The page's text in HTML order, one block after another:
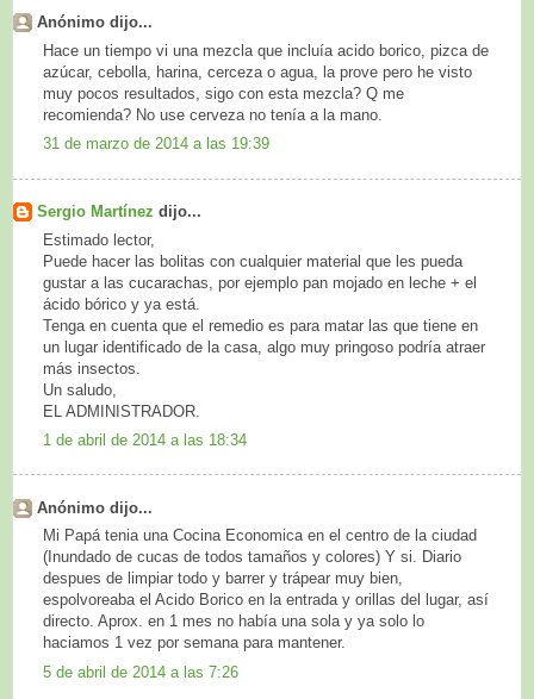
Anónimo dijo...
Hace un tiempo vi una mezcla que incluía acido borico, pizca de
azúcar, cebolla, harina, cerceza o agua, la prove pero he visto
muy pocos resultados, sigo con esta mezcla? Q me
recomienda? No use cerveza no tenía a la mano.
31 de marzo de 2014 a las 19:39
Sergio Martínez dijo...
Estimado lector,
Puede hacer las bolitas con cualquier material que les pueda
gustar a las cucarachas, por ejemplo pan mojado en leche + el
ácido bórico y ya está.
Tenga en cuenta que el remedio es para matar las que tiene en
un lugar identificado de la casa, algo muy pringoso podría atraer
más insectos.
Un saludo,
EL ADMINISTRADOR.
1 de abril de 2014 a las 18:34
Anónimo dijo...
Mi Papá tenia una Cocina Economica en el centro de la ciudad
(Inundado de cucas de todos tamaños y colores) Y si. Diario
despues de limpiar todo y barrer y trápear muy bien,
espolvoreaba el Acido Borico en la entrada y orillas del lugar, así
directo. Aprox. en 1 mes no había una sola y ya solo lo
haciamos 1 vez por semana para mantener.
5 de abril de 2014 a las 7:26